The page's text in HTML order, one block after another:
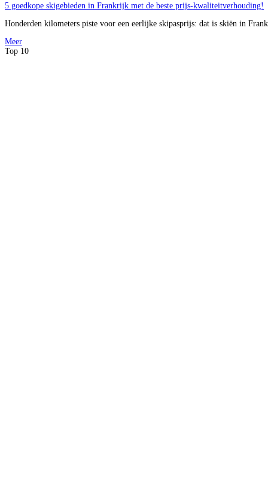
5 goedkope skigebieden in Frankrijk met de beste prijs-kwaliteitverhouding!
Honderden kilometers piste voor een eerlijke skipasprijs: dat is skiën in
Meer
Top 10